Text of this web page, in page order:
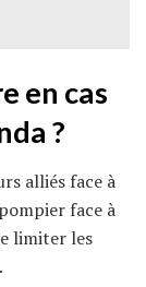
en cas
?
alliés face à
face à
limiter les